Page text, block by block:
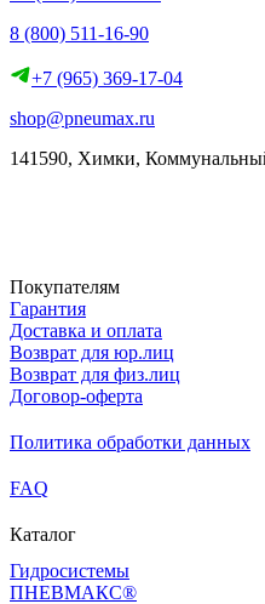
8 (800) 511-16-90
+7 (965) 369-17-04
shop@pneumax.ru
141590, Химки,
Покупателям
Гарантия
Доставка и оплата
Возврат для юр.лиц
Возврат для физ.лиц
Договор-оферта
Политика обработки данных
FAQ
Каталог
Гидросистемы
ПНЕВМАКС®